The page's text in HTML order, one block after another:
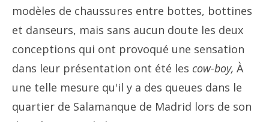
modèles de chaussures entre bottes, bottines
et danseurs, mais sans aucun doute les deux
conceptions qui ont provoqué une sensation
dans leur présentation ont été les cow-boy, À
une telle mesure qu'il y a des queues dans le
quartier de Salamanque de Madrid lors de son